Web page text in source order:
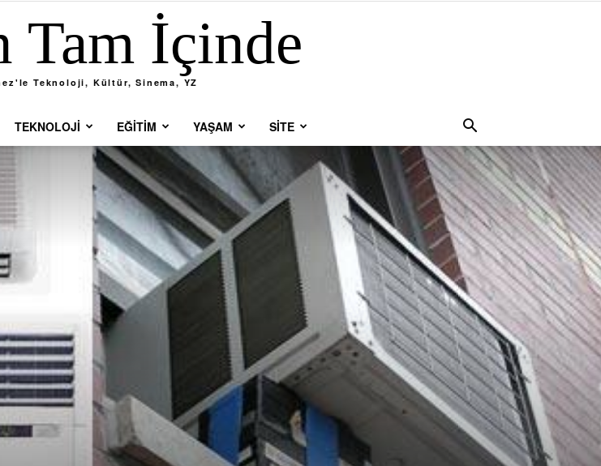
Tam İçinde
Teknoloji, Kültür, Sinema, YZ
TEKNOLOJI EĞITIM YAŞAM SİTE